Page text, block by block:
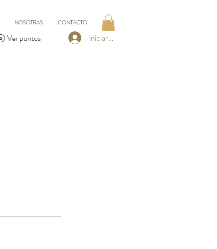
NOSOTRAS CONTACTO
Iniciar sesión
Ver puntos